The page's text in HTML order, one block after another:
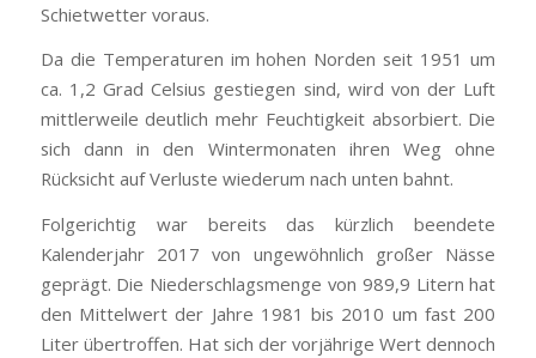
Schietwetter voraus.
Da die Temperaturen im hohen Norden seit 1951 um
ca. 1,2 Grad Celsius gestiegen sind, wird von der Luft
mittlerweile deutlich mehr Feuchtigkeit absorbiert. Die
sich dann in den Wintermonaten ihren Weg ohne
Rücksicht auf Verluste wiederum nach unten bahnt.
Folgerichtig war bereits das kürzlich beendete
Kalenderjahr 2017 von ungewöhnlich großer Nässe
geprägt. Die Niederschlagsmenge von 989,9 Litern hat
den Mittelwert der Jahre 1981 bis 2010 um fast 200
Liter übertroffen. Hat sich der vorjährige Wert dennoch